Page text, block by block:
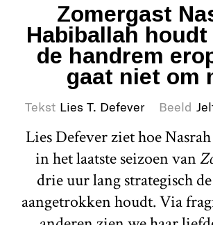
Zomergast
Habiballah
de handrem
gaat niet om
Tekst Lies T. Defever Beeld
Lies Defever ziet hoe
in het laatste seizoen van
drie uur lang strategisch
aangetrokken houdt. Via